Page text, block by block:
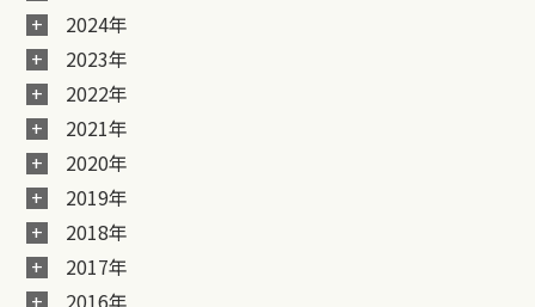
2024年
2023年
2022年
2021年
2020年
2019年
2018年
2017年